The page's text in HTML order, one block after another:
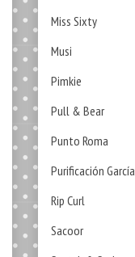
Miss Sixty
Musi
Pimkie
Pull & Bear
Punto Roma
Purificación García
Rip Curl
Sacoor